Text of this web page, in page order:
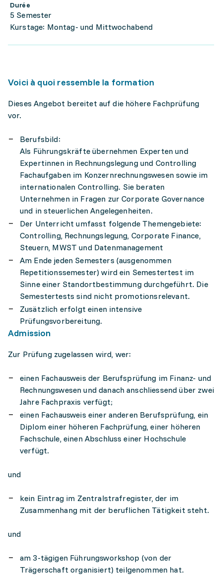
Durée
5 Semester
Kurstage: Montag- und Mittwochabend
Voici à quoi ressemble la formation
Dieses Angebot bereitet auf die höhere Fachprüfung
vor.
Berufsbild:
Als Führungskräfte übernehmen Experten und
Expertinnen in Rechnungslegung und Controlling
Fachaufgaben im Konzernrechnungswesen sowie im
internationalen Controlling. Sie beraten
Unternehmen in Fragen zur Corporate Governance
und in steuerlichen Angelegenheiten.
Der Unterricht umfasst folgende Themengebiete:
Controlling, Rechnungslegung, Corporate Finance,
Steuern, MWST und Datenmanagement
Am Ende jeden Semesters (ausgenommen
Repetitionssemester) wird ein Semestertest im
Sinne einer Standortbestimmung durchgeführt. Die
Semestertests sind nicht promotionsrelevant.
Zusätzlich erfolgt einen intensive
Prüfungsvorbereitung.
Admission
Zur Prüfung zugelassen wird, wer:
einen Fachausweis der Berufsprüfung im Finanz- und
Rechnungswesen und danach anschliessend über zwei
Jahre Fachpraxis verfügt;
einen Fachausweis einer anderen Berufsprüfung, ein
Diplom einer höheren Fachprüfung, einer höheren
Fachschule, einen Abschluss einer Hochschule
verfügt.
und
kein Eintrag im Zentralstrafregister, der im
Zusammenhang mit der beruflichen Tätigkeit steht.
und
am 3-tägigen Führungsworkshop (von der
Trägerschaft organisiert) teilgenommen hat.